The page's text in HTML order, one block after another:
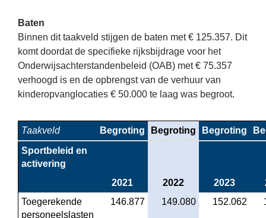
Baten
Binnen dit taakveld stijgen de baten met € 125.357. Dit
komt doordat de specifieke rijksbijdrage voor het
Onderwijsachterstandenbeleid (OAB) met € 75.357
verhoogd is en de opbrengst van de verhuur van
kinderopvanglocaties € 50.000 te laag was begroot.
Taakveld Begroting Begroting Begroting
Sportbeleid en
activering
2021
2022 2023
Toegerekende
personeelslasten
146.877 149.080 152.062